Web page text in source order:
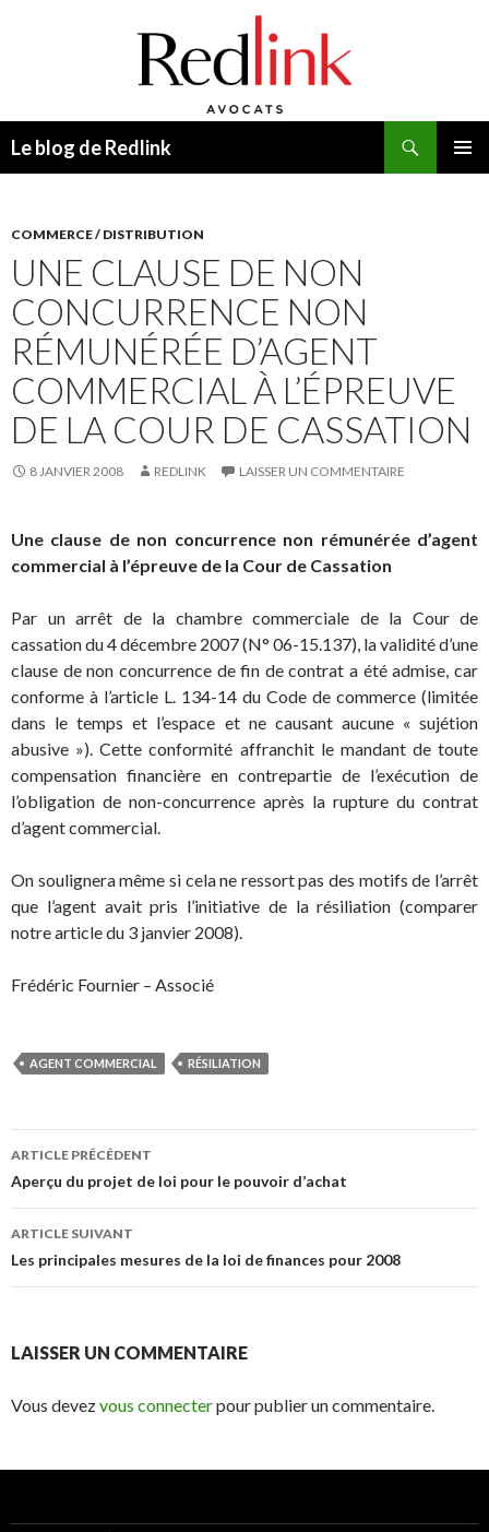
Le blog de Redlink
COMMERCE / DISTRIBUTION
UNE CLAUSE DE NON
CONCURRENCE NON
RÉMUNÉRÉE D’AGENT
COMMERCIAL À L’ÉPREUVE
DE LA COUR DE CASSATION
8 JANVIER 2008 REDLINK LAISSER UN COMMENTAIRE
Une clause de non concurrence non rémunérée d’agent
commercial à l’épreuve de la Cour de Cassation
Par un arrêt de la chambre commerciale de la Cour de
cassation du 4 décembre 2007 (N° 06-15.137), la validité d’une
clause de non concurrence de fin de contrat a été admise, car
conforme à l’article L. 134-14 du Code de commerce (limitée
dans le temps et l’espace et ne causant aucune « sujétion
abusive »). Cette conformité affranchit le mandant de toute
compensation financière en contrepartie de l’exécution de
l’obligation de non-concurrence après la rupture du contrat
d’agent commercial.
On soulignera même si cela ne ressort pas des motifs de l’arrêt
que l’agent avait pris l’initiative de la résiliation (comparer
notre article du 3 janvier 2008).
Frédéric Fournier – Associé
AGENT COMMERCIAL RÉSILIATION
Navigation
des
articles
ARTICLE PRÉCÉDENT
Aperçu du projet de loi pour le pouvoir d’achat
ARTICLE SUIVANT
Les principales mesures de la loi de finances pour 2008
LAISSER UN COMMENTAIRE
Vous devezvous connecterpour publier un commentaire.